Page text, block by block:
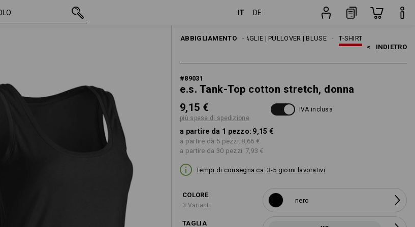
IT DE
ABBIGLIAMENTO T-SHIRT
MAGLIE | PULLOVER | BLUSE
DONNA
< INDIETRO
#89031
e.s. Tank-Top cotton stretch, donna
9,15 €
più spese di spedizione
IVA inclusa
a partire da 1 pezzo: 9,15 €
a partire da 5 pezzi: 8,66 €
a partire da 30 pezzi: 7,93 €
Tempi di consegna ca. 3-5 giorni lavorativi
COLORE
3 Varianti
nero
TAGLIA
XS 9,15 €